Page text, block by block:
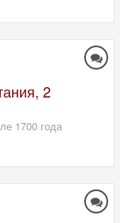
2
1700 года